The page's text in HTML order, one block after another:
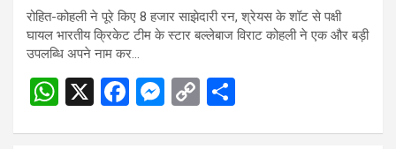
रोहित-कोहली ने पूरे किए 8 हजार साझेदारी रन, श्रेयस के शॉट से पक्षी
घायल भारतीय क्रिकेट टीम के स्टार बल्लेबाज विराट कोहली ने एक और बड़ी
उपलब्धि अपने नाम कर…
W X
F
M C